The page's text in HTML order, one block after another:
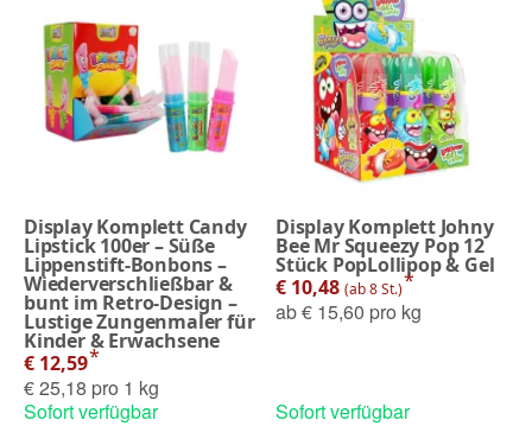
Display Komplett Candy
Lipstick 100er – Süße
Lippenstift-Bonbons –
Wiederverschließbar &
bunt im Retro-Design –
Lustige Zungenmaler für
Kinder & Erwachsene
€ 12,59*
€ 25,18 pro 1 kg
Sofort verfügbar
Display Komplett Johny
Bee Mr Squeezy Pop 12
Stück PopLollipop & Gel
€ 10,48 (ab 8 St.)*
ab€ 15,60 pro kg
Sofort verfügbar